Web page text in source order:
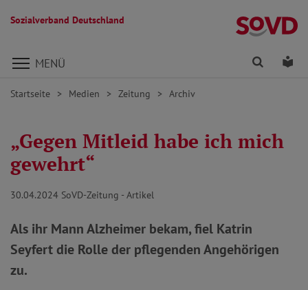
Sozialverband Deutschland
Direkt zu den Inhalten springen
MENÜ Finden
Startseite Medien Zeitung Archiv
„Gegen Mitleid habe ich mich
gewehrt“
30.04.2024 SoVD-Zeitung - Artikel
Als ihr Mann Alzheimer bekam, fiel Katrin
Seyfert die Rolle der pflegenden Angehörigen
zu.